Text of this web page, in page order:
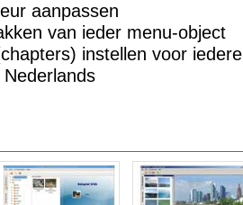
aanpassen
van ieder menu-object
instellen voor